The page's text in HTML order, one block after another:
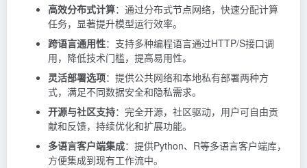
高效分布式计算：通过分布式节点网络，快速分配计算
任务，显著提升模型运行效率。
跨语言通用性：支持多种编程语言通过HTTP/S接口调
用，降低技术门槛，提高易用性。
灵活部署选项：提供公共网络和本地私有部署两种方
式，满足不同数据安全和隐私需求。
开源与社区支持：完全开源，社区驱动，用户可自由贡
献和反馈，持续优化和扩展功能。
多语言客户端集成：提供Python、R等多语言客户端库，
方便集成到现有工作流中。